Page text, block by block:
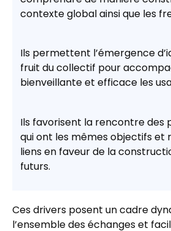
contexte global ainsi que les
Ils permettent l’émergence
fruit du collectif pour
bienveillante et efficace les
Ils favorisent la rencontre des
qui ont les mêmes objectifs et
liens en faveur de la
futurs.
Ces drivers posent un cadre
l’ensemble des échanges et